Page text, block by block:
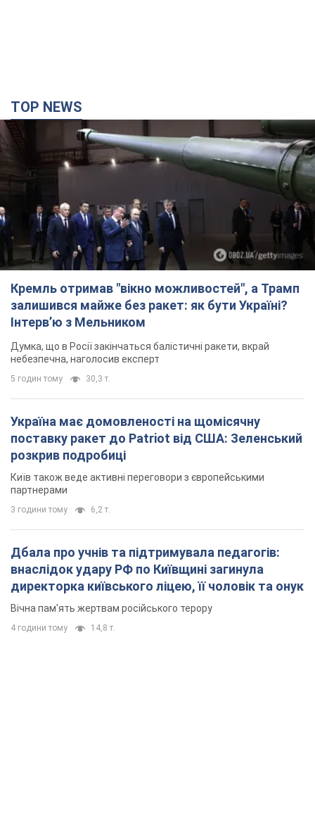
TOP NEWS
Кремль отримав "вікно можливостей", а Трамп
залишився майже без ракет: як бути Україні?
Інтерв’ю з Мельником
Думка, що в Росії закінчаться балістичні ракети, вкрай
небезпечна, наголосив експерт
5 годин тому 30,3 т.
Україна має домовленості на щомісячну
поставку ракет до Patriot від США: Зеленський
розкрив подробиці
Київ також веде активні переговори з європейськими
партнерами
3 години тому 6,2 т.
Дбала про учнів та підтримувала педагогів:
внаслідок удару РФ по Київщині загинула
директорка київського ліцею, її чоловік та онук
Вічна пам'ять жертвам російського терору
4 години тому 14,8 т.